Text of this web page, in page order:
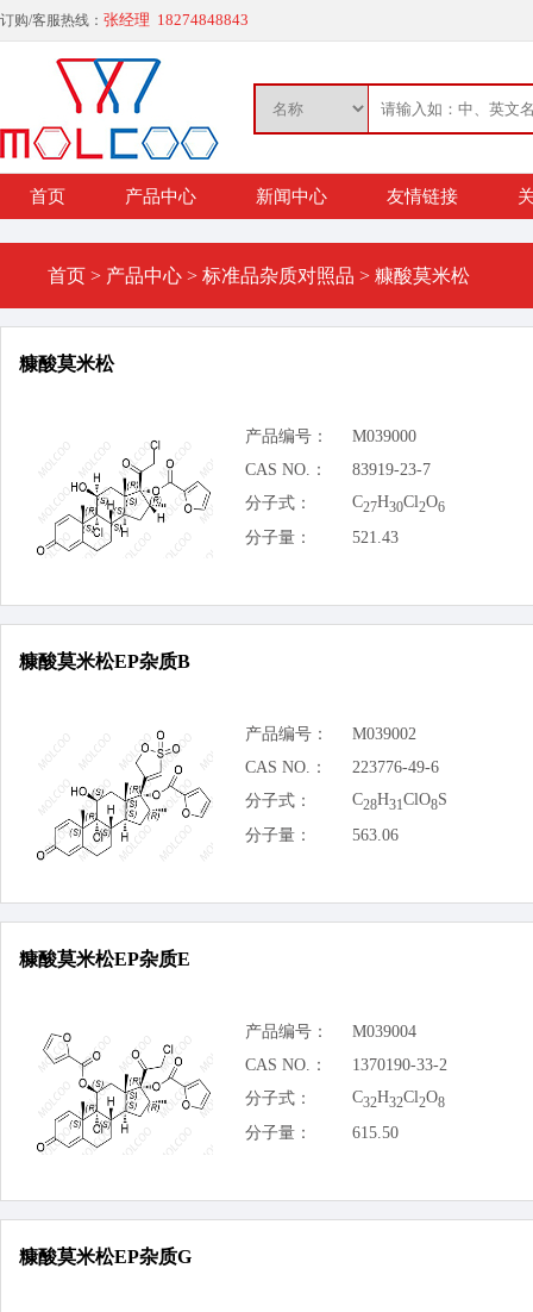
订购/客服热线： 张经理 18274848843
首页 产品中心 新闻中心 友情链接
首页 > 产品中心 > 标准品杂质对照品 > 糠酸莫米松
糠酸莫米松
产品编号：
M039000
CAS NO.：
83919-23-7
分子式：
C27H30Cl2O6
分子量： 521.43
糠酸莫米松EP杂质B
产品编号：
M039002
CAS NO.：
223776-49-6
分子式：
C28H31ClO8S
分子量：
563.06
糠酸莫米松EP杂质E
产品编号：
M039004
CAS NO.：
1370190-33-2
分子式：
C32H32Cl2O8
分子量： 615.50
糠酸莫米松EP杂质G